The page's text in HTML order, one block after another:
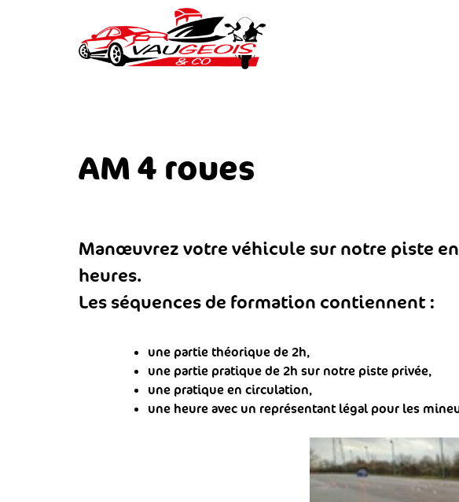
AM 4 roues
Manœuvrez votre véhicule sur notre piste
heures.
Les séquences de formation contiennent :
une partie théorique de 2h,
une partie pratique de 2h sur notre piste privée,
une pratique en circulation,
une heure avec un représentant légal pour les